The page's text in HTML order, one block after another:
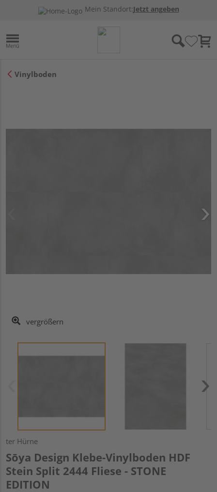
Mein Standort:Jetzt angeben
Vinylboden
vergrößern
ter Hürne
Sōya Design Klebe-Vinylboden HDF
Stein Split 2444 Fliese - STONE
EDITION